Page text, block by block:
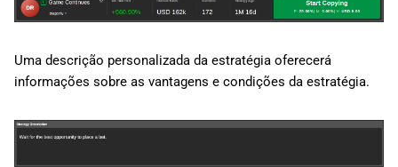
Uma descrição personalizada da estratégia oferecerá
informações sobre as vantagens e condições da estratégia.